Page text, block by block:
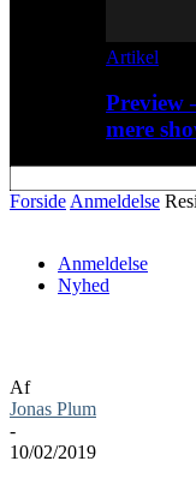
Artikel
Preview
mere
Forside Anmeldelse
Anmeldelse
Nyhed
Af
Jonas Plum
-
10/02/2019